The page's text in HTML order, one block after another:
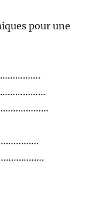
pour une